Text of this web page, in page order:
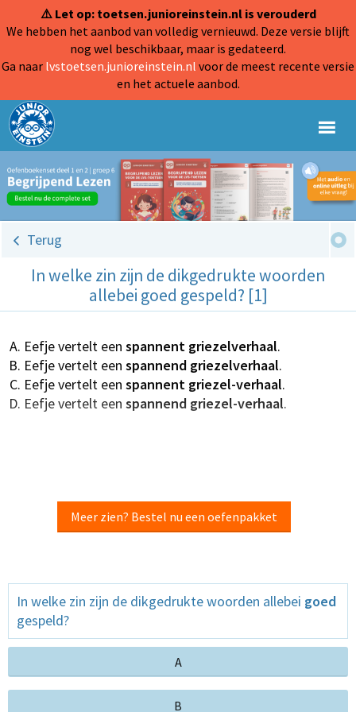
⚠️ Let op: toetsen.junioreinstein.nl is verouderd
We hebben het aanbod van volledig vernieuwd. Deze versie blijft
nog wel beschikbaar, maar is gedateerd.
Ga naar lvstoetsen.junioreinstein.nl voor de meest recente versie
en het actuele aanbod.
Terug
In welke zin zijn de dikgedrukte woorden
allebei goed gespeld? [1]
Eefje vertelt een spannent griezelverhaal.
Eefje vertelt een spannend griezelverhaal.
Eefje vertelt een spannent griezel-verhaal.
Eefje vertelt een spannend griezel-verhaal.
Meer zien? Bestel nu een oefenpakket
In welke zin zijn de dikgedrukte woorden allebei goed
gespeld?
A
B